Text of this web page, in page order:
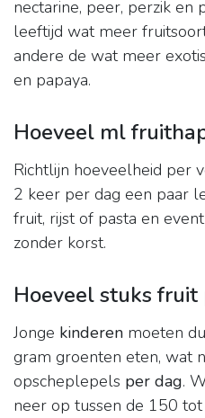
nectarine, peer, perzik en
leeftijd wat meer
andere de wat meer
en papaya.
Hoeveel ml
Richtlijn hoeveelheid per
2 keer per dag een paar
fruit, rijst of pasta en
zonder korst.
Hoeveel stuks fruit
Jonge kinderen moeten
gram groenten eten, wat
opscheplepels per dag.
neer op tussen de 150